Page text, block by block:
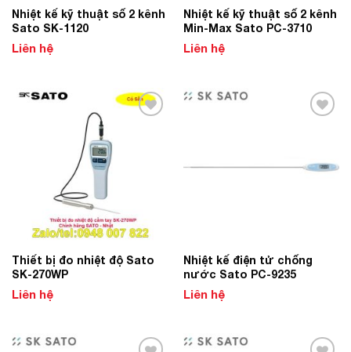
Nhiệt kế kỹ thuật số 2 kênh
Sato SK-1120
Liên hệ
Nhiệt kế kỹ thuật số 2 kênh
Min-Max Sato PC-3710
Liên hệ
Thiết bị đo nhiệt độ Sato
SK-270WP
Liên hệ
Nhiệt kế điện tử chống
nước Sato PC-9235
Liên hệ